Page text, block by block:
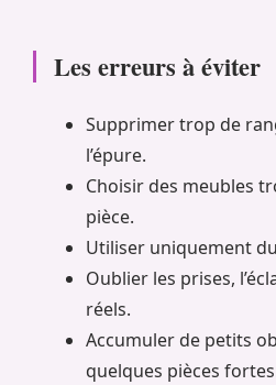
Les erreurs à éviter
Supprimer trop de
l’épure.
Choisir des meubles
pièce.
Utiliser uniquement
Oublier les prises,
réels.
Accumuler de petits
quelques pièces